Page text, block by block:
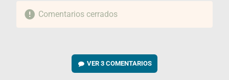
Comentarios cerrados
VER3 COMENTARIOS